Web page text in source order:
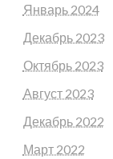
Январь 2024
Декабрь 2023
Октябрь 2023
Август 2023
Декабрь 2022
Март 2022